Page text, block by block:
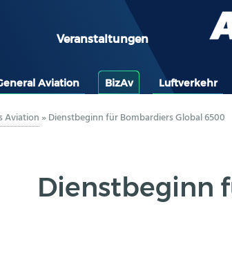
Veranstaltungen
Aviation BizAv Luftverkehr
Aviation »Dienstbeginn für Bombardiers Global 6500
Dienstbeginn